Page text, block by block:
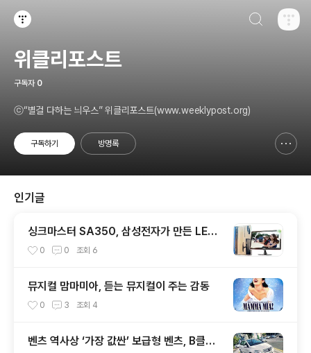
위클리포스트
구독자 0
ⓒ“별걸 다하는 늬우스” 위클리포스트(www.weeklypost.org)
구독하기 방명록
인기글
싱크마스터 SA350, 삼성전자가 만든 LED
광시야각 모니터
0 0 조회 6
뮤지컬 맘마미아, 듣는 뮤지컬이 주는 감동
0 3 조회 4
벤츠 역사상 ‘가장 값싼’ 보급형 벤츠, B클래